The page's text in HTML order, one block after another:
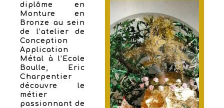
diplôme en
Monture en
Bronze au sein
de l’atelier de
Conception
Application
Métal à l’Ecole
Boulle, Eric
Charpentier
découvre le
métier
passionnant de